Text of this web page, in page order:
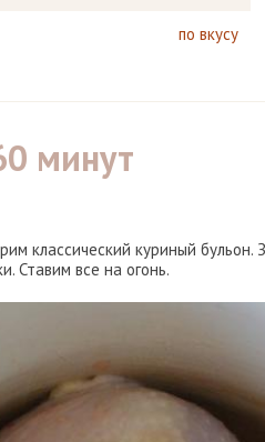
по вкусу
минут
классический куриный
Ставим все на огонь.